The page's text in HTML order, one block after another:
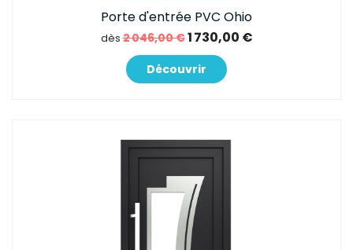
Porte d'entrée PVC Ohio
dès2 046,00 €1 730,00 €
Découvrir